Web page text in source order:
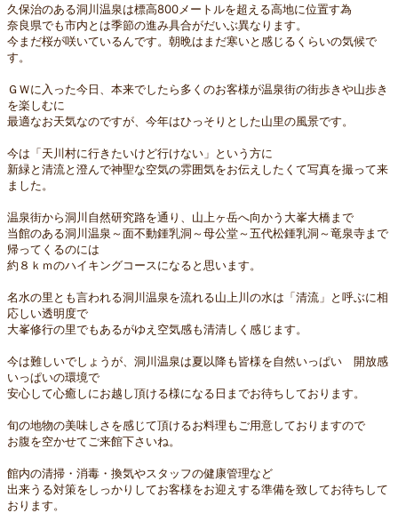
久保治のある洞川温泉は標高800メートルを超える高地に位置す為
奈良県でも市内とは季節の進み具合がだいぶ異なります。
今まだ桜が咲いているんです。朝晩はまだ寒いと感じるくらいの気候で
す。
ＧＷに入った今日、本来でしたら多くのお客様が温泉街の街歩きや山歩き
を楽しむに
最適なお天気なのですが、今年はひっそりとした山里の風景です。
今は「天川村に行きたいけど行けない」という方に
新緑と清流と澄んで神聖な空気の雰囲気をお伝えしたくて写真を撮って来
ました。
温泉街から洞川自然研究路を通り、山上ヶ岳へ向かう大峯大橋まで
当館のある洞川温泉～面不動鍾乳洞～母公堂～五代松鍾乳洞～竜泉寺まで
帰ってくるのには
約８ｋｍのハイキングコースになると思います。
名水の里とも言われる洞川温泉を流れる山上川の水は「清流」と呼ぶに相
応しい透明度で
大峯修行の里でもあるがゆえ空気感も清清しく感じます。
今は難しいでしょうが、洞川温泉は夏以降も皆様を自然いっぱい 開放感
いっぱいの環境で
安心して心癒しにお越し頂ける様になる日までお待ちしております。
旬の地物の美味しさを感じて頂けるお料理もご用意しておりますので
お腹を空かせてご来館下さいね。
館内の清掃・消毒・換気やスタッフの健康管理など
出来うる対策をしっかりしてお客様をお迎えする準備を致してお待ちして
おります。